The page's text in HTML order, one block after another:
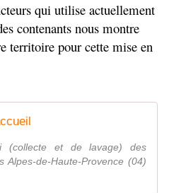
qui utilise actuellement
contenants nous montre
territoire pour cette mise en
(collecte et de lavage) des
de-Haute-Provence (04)